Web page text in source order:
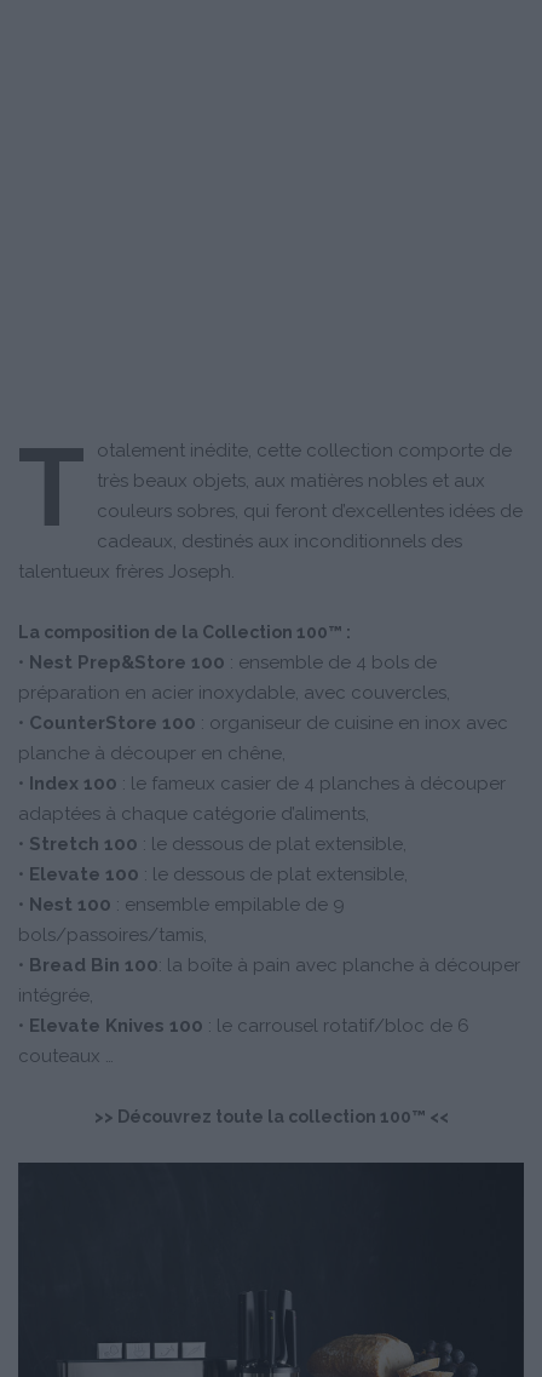
T
otalement inédite, cette collection comporte de
très beaux objets, aux matières nobles et aux
couleurs sobres, qui feront d’excellentes idées de
cadeaux, destinés aux inconditionnels des
talentueux frères Joseph.
La composition de la Collection 100™ :
• Nest Prep&Store 100 : ensemble de 4 bols de
préparation en acier inoxydable, avec couvercles,
• CounterStore 100 : organiseur de cuisine en inox avec
planche à découper en chêne,
• Index 100 : le fameux casier de 4 planches à découper
adaptées à chaque catégorie d’aliments,
• Stretch 100 : le dessous de plat extensible,
• Elevate 100 : le dessous de plat extensible,
• Nest 100 : ensemble empilable de 9
bols/passoires/tamis,
• Bread Bin 100: la boîte à pain avec planche à découper
intégrée,
• Elevate Knives 100 : le carrousel rotatif/bloc de 6
couteaux …
>> Découvrez toute la collection 100™ <<